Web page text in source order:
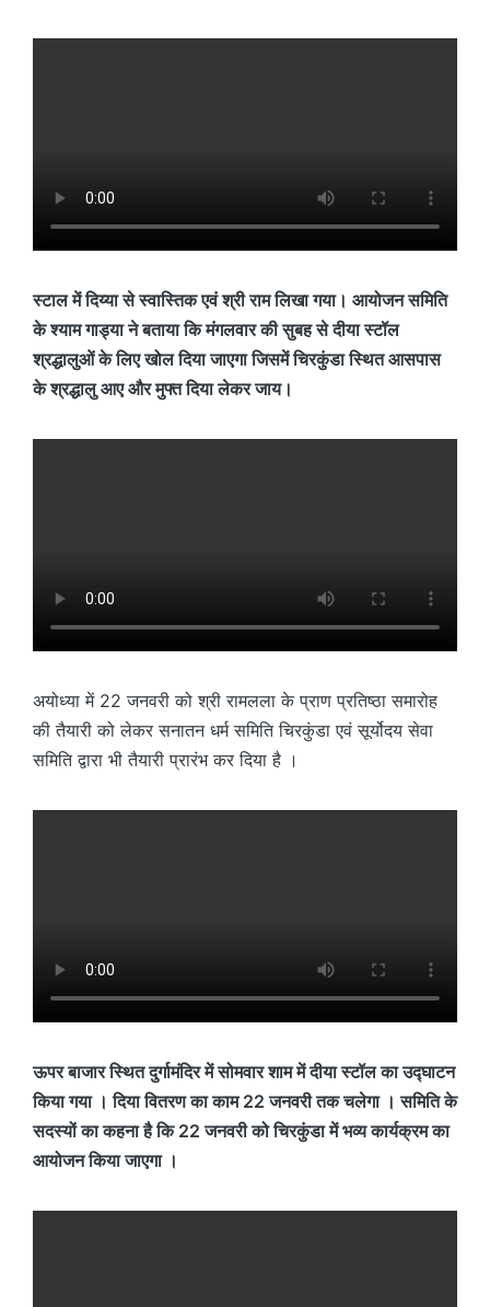
स्टाल में दिय्या से स्वास्तिक एवं श्री राम लिखा गया। आयोजन समिति
के श्याम गाड्या ने बताया कि मंगलवार की सुबह से दीया स्टॉल
श्रद्धालुओं के लिए खोल दिया जाएगा जिसमें चिरकुंडा स्थित आसपास
के श्रद्धालु आए और मुफ्त दिया लेकर जाय।
अयोध्या में 22 जनवरी को श्री रामलला के प्राण प्रतिष्ठा समारोह
की तैयारी को लेकर सनातन धर्म समिति चिरकुंडा एवं सूर्योदय सेवा
समिति द्वारा भी तैयारी प्रारंभ कर दिया है ।
ऊपर बाजार स्थित दुर्गामंदिर में सोमवार शाम में दीया स्टॉल का उद्घाटन
किया गया । दिया वितरण का काम 22 जनवरी तक चलेगा । समिति के
सदस्यों का कहना है कि 22 जनवरी को चिरकुंडा में भव्य कार्यक्रम का
आयोजन किया जाएगा ।